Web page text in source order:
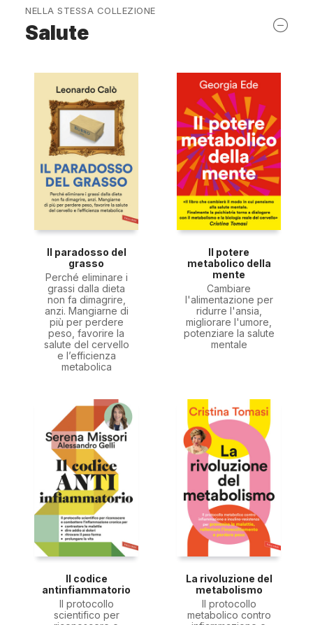
NELLA STESSA COLLEZIONE
Salute
Il paradosso del
grasso
Perché eliminare i
grassi dalla dieta
non fa dimagrire,
anzi. Mangiarne di
più per perdere
peso, favorire la
salute del cervello
e l’efficienza
metabolica
Il potere
metabolico della
mente
Cambiare
l'alimentazione per
ridurre l'ansia,
migliorare l'umore,
potenziare la salute
mentale
Il codice
antinfiammatorio
Il protocollo
scientifico per
La rivoluzione del
metabolismo
Il protocollo
metabolico contro